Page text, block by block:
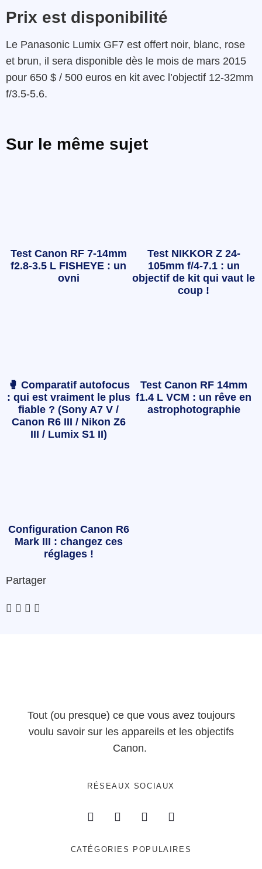
Prix est disponibilité
Le Panasonic Lumix GF7 est offert noir, blanc, rose
et brun, il sera disponible dès le mois de mars 2015
pour 650 $ / 500 euros en kit avec l’objectif 12-32mm
f/3.5-5.6.
Sur le même sujet
Test Canon RF 7-14mm
f2.8-3.5 L FISHEYE : un
ovni
Test NIKKOR Z 24-
105mm f/4-7.1 : un
objectif de kit qui vaut le
coup !
🥊 Comparatif autofocus
: qui est vraiment le plus
fiable ? (Sony A7 V /
Canon R6 III / Nikon Z6
III / Lumix S1 II)
Test Canon RF 14mm
f1.4 L VCM : un rêve en
astrophotographie
Configuration Canon R6
Mark III : changez ces
réglages !
Partager
Tout (ou presque) ce que vous avez toujours
voulu savoir sur les appareils et les objectifs
Canon.
RÉSEAUX SOCIAUX
CATÉGORIES POPULAIRES